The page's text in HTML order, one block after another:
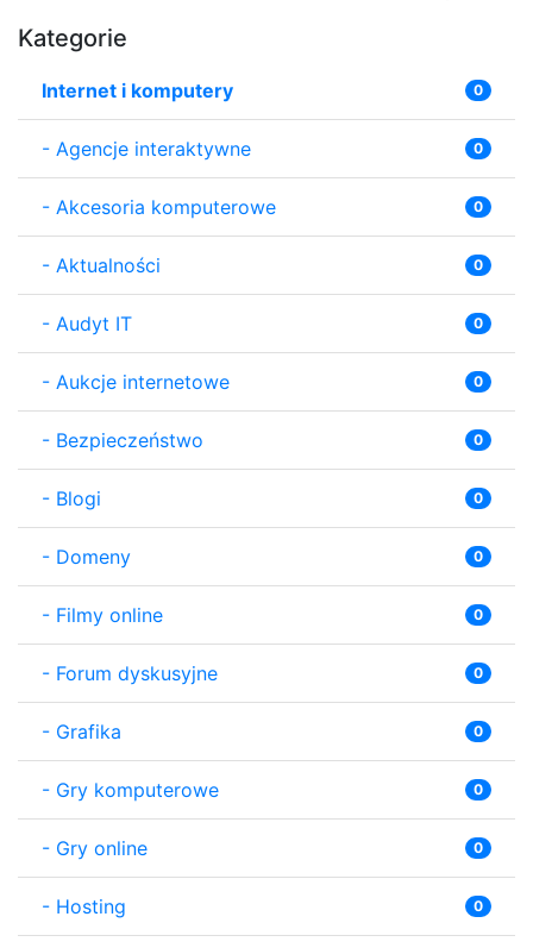
Kategorie
Internet i komputery 0
- Agencje interaktywne 0
- Akcesoria komputerowe 0
- Aktualności 0
- Audyt IT 0
- Aukcje internetowe 0
- Bezpieczeństwo 0
- Blogi 0
- Domeny 0
- Filmy online 0
- Forum dyskusyjne 0
- Grafika 0
- Gry komputerowe 0
- Gry online 0
- Hosting 0